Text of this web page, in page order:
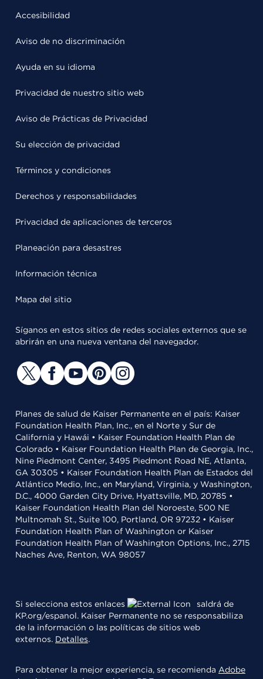
Accesibilidad
Aviso de no discriminación
Ayuda en su idioma
Privacidad de nuestro sitio web
Aviso de Prácticas de Privacidad
Su elección de privacidad
Términos y condiciones
Derechos y responsabilidades
Privacidad de aplicaciones de terceros
Planeación para desastres
Información técnica
Mapa del sitio
Síganos en estos sitios de redes sociales externos que se
abrirán en una nueva ventana del navegador.
Planes de salud de Kaiser Permanente en el país: Kaiser
Foundation Health Plan, Inc., en el Norte y Sur de
California y Hawái • Kaiser Foundation Health Plan de
Colorado • Kaiser Foundation Health Plan de Georgia, Inc.,
Nine Piedmont Center, 3495 Piedmont Road NE, Atlanta,
GA 30305 • Kaiser Foundation Health Plan de Estados del
Atlántico Medio, Inc., en Maryland, Virginia, y Washington,
D.C., 4000 Garden City Drive, Hyattsville, MD, 20785 •
Kaiser Foundation Health Plan del Noroeste, 500 NE
Multnomah St., Suite 100, Portland, OR 97232 • Kaiser
Foundation Health Plan of Washington or Kaiser
Foundation Health Plan of Washington Options, Inc., 2715
Naches Ave, Renton, WA 98057
Si selecciona estos enlaces
saldrá de
KP.org/espanol. Kaiser Permanente no se responsabiliza
de la información o las políticas de sitios web
externos. Detalles.
Para obtener la mejor experiencia, se recomienda Adobe